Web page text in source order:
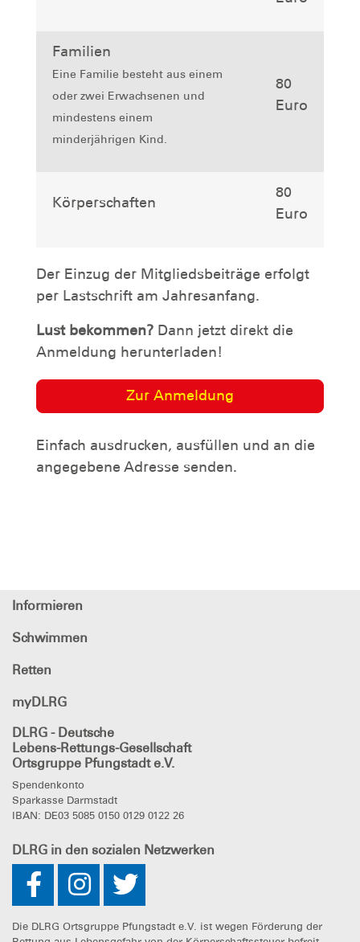
Familien
Eine Familie besteht aus einem
oder zwei Erwachsenen und
mindestens einem
minderjährigen Kind.
80
Euro
Körperschaften
80
Euro
Der Einzug der Mitgliedsbeiträge erfolgt
per Lastschrift am Jahresanfang.
Lust bekommen? Dann jetzt direkt die
Anmeldung herunterladen!
Zur Anmeldung
Einfach ausdrucken, ausfüllen und an die
angegebene Adresse senden.
Informieren
Schwimmen
Retten
myDLRG
DLRG - Deutsche
Lebens-Rettungs-Gesellschaft
Ortsgruppe Pfungstadt e.V.
Spendenkonto
Sparkasse Darmstadt
IBAN: DE03 5085 0150 0129 0122 26
DLRG in den sozialen Netzwerken
Die DLRG Ortsgruppe Pfungstadt e.V. ist wegen Förderung der